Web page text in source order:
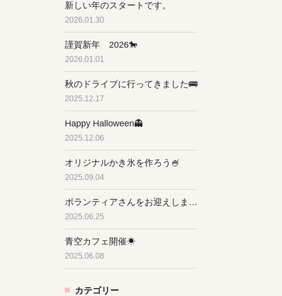
新しい年のスタートです。
2026.01.30
謹賀新年 2026🐎
2026.01.01
秋のドライブに行ってきました🚌
2025.12.17
Happy Halloween👻
2025.12.06
オリジナルかき氷を作ろう🍧
2025.09.04
ボランティアさんをお迎えしました✨
2025.06.25
青空カフェ開催☀
2025.06.08
カテゴリー